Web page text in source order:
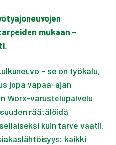
mukaan –
– se on työkalu,
jopa vapaa-ajan
Worx-varustelupalvelu
räätälöidä
kuin tarve vaatii.
kaikki